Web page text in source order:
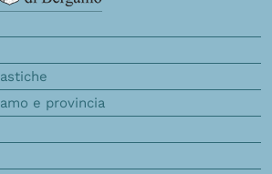
e provincia